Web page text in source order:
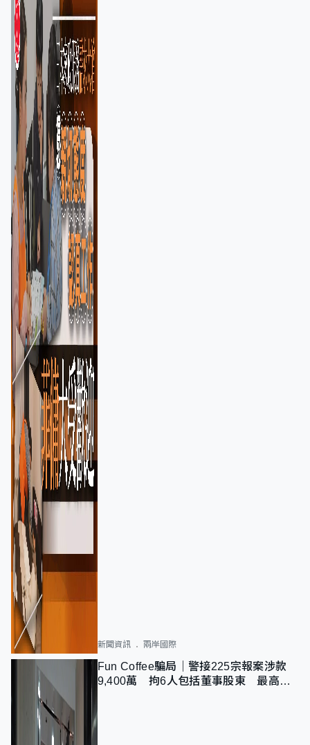
新聞資訊 兩岸國際
Fun Coffee騙局｜警接225宗報案涉款
9,400萬 拘6人包括董事股東 最高金